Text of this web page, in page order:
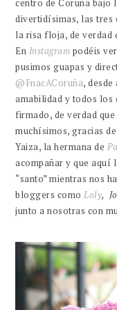
centro de Coruña bajo
divertidísimas, las tres
la risa floja, de verdad
En Instagram podéis
pusimos guapas y
@FnacACoruña,
amabilidad y todos los
firmado, de verdad
muchísimos, gracias
Yaiza, la hermana de
acompañar y que aquí
“santo” mientras nos
bloggers comoLoly,
junto a nosotras con